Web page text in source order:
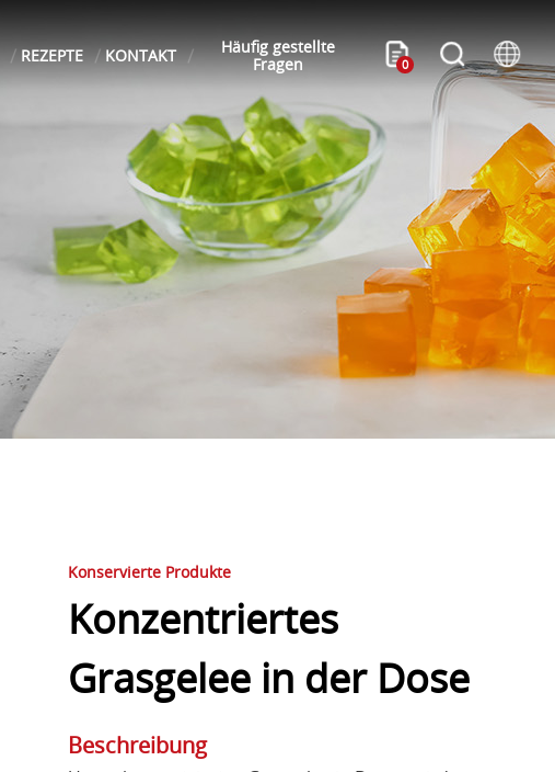
REZEPTE KONTAKT
Häufig gestellte
Fragen
0
Konservierte Produkte
Konzentriertes
Grasgelee in der Dose
Beschreibung